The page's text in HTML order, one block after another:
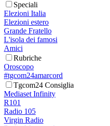
Speciali
Elezioni Italia
Elezioni estero
Grande Fratello
L'isola dei famosi
Amici
Rubriche
Oroscopo
#tgcom24amarcord
Tgcom24 Consiglia
Mediaset Infinity
R101
Radio 105
Virgin Radio